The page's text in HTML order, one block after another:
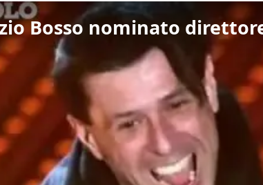
Bosso nominato